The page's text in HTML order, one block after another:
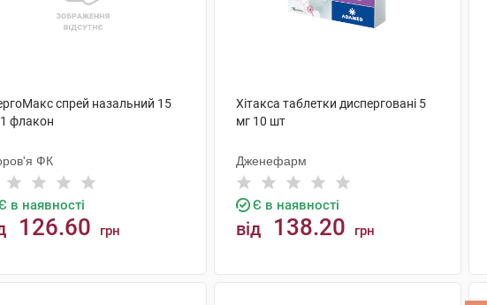
спрей назальний 15
флакон
ФК
в наявності
126.60 грн
Хітакса таблетки дисперговані 5
мг 10 шт
Дженефарм
Є в наявності
від 138.20 грн